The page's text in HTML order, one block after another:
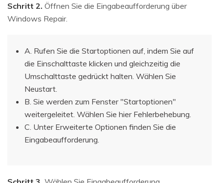
Schritt 2. Öffnen Sie die Eingabeaufforderung über
Windows Repair.
A. Rufen Sie die Startoptionen auf, indem Sie auf
die Einschalttaste klicken und gleichzeitig die
Umschalttaste gedrückt halten. Wählen Sie
Neustart.
B. Sie werden zum Fenster "Startoptionen"
weitergeleitet. Wählen Sie hier Fehlerbehebung.
C. Unter Erweiterte Optionen finden Sie die
Eingabeaufforderung.